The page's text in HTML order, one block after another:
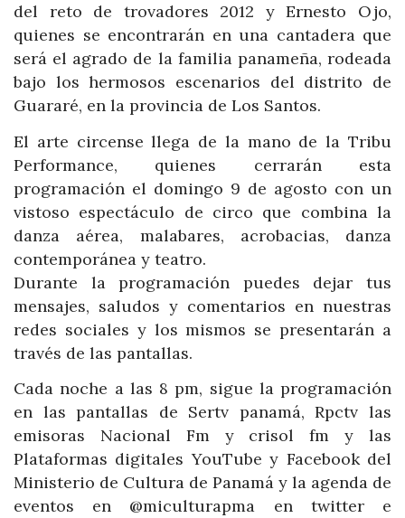
del reto de trovadores 2012 y Ernesto Ojo,
quienes se encontrarán en una cantadera que
será el agrado de la familia panameña, rodeada
bajo los hermosos escenarios del distrito de
Guararé, en la provincia de Los Santos.
El arte circense llega de la mano de la Tribu
Performance, quienes cerrarán esta
programación el domingo 9 de agosto con un
vistoso espectáculo de circo que combina la
danza aérea, malabares, acrobacias, danza
contemporánea y teatro.
Durante la programación puedes dejar tus
mensajes, saludos y comentarios en nuestras
redes sociales y los mismos se presentarán a
través de las pantallas.
Cada noche a las 8 pm, sigue la programación
en las pantallas de Sertv panamá, Rpctv las
emisoras Nacional Fm y crisol fm y las
Plataformas digitales YouTube y Facebook del
Ministerio de Cultura de Panamá y la agenda de
eventos en @miculturapma en twitter e